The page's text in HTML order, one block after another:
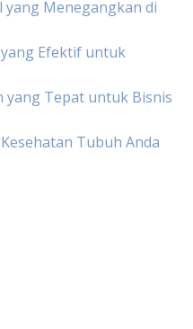
Menegangkan di
Efektif untuk
yang Tepat untuk Bisnis
Tubuh Anda